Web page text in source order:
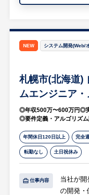
【
同シス
2社と連
す。
NEW システム開発(Web/
札幌市(北海道)
ムエンジニア
◎年収500万〜600万円◎
◎要件定義・アルゴリズ
年間休日120日以上 完全
転勤なし 土日祝休み
仕事内容
当社が
の開発・